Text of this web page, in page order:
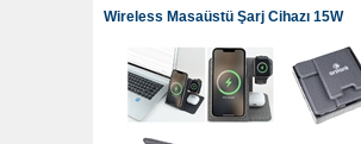
Wireless Masaüstü Şarj Cihazı 15W